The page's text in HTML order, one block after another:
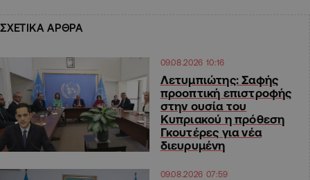
ΣΧΕΤΙΚΑ ΑΡΘΡΑ
09.08.2026 10:16
Λετυμπιώτης: Σαφής
προοπτική επιστροφής
στην ουσία του
Κυπριακού η πρόθεση
Γκουτέρες για νέα
διευρυμένη
09.08.2026 07:59